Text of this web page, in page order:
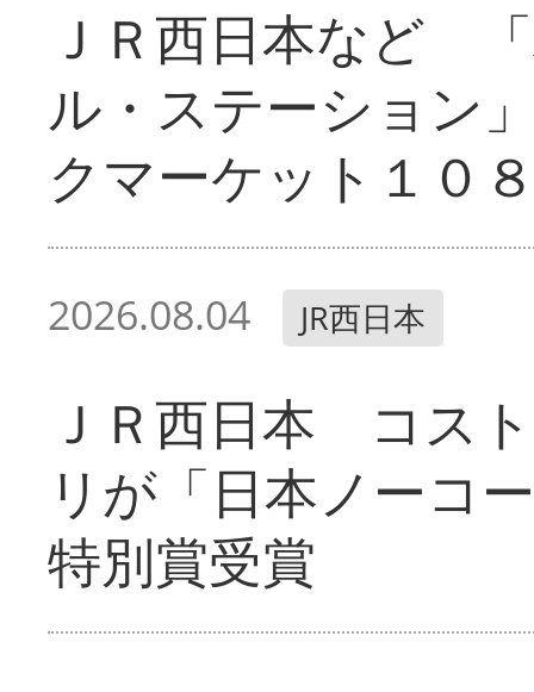
ＪＲ西日本など
ル・ステーション
クマーケット１０
2026.08.04 JR西日本
ＪＲ西日本 コス
リが「日本ノーコ
特別賞受賞